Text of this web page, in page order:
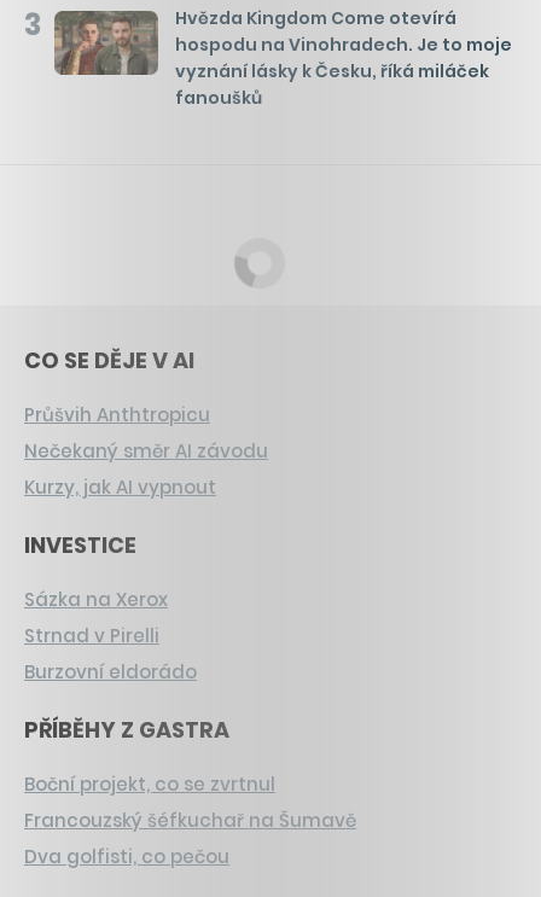
3
Hvězda Kingdom Come otevírá
hospodu na Vinohradech. Je to moje
vyznání lásky k Česku, říká miláček
fanoušků
CO SE DĚJE V AI
Průšvih Anthtropicu
Nečekaný směr AI závodu
Kurzy, jak AI vypnout
INVESTICE
Sázka na Xerox
Strnad v Pirelli
Burzovní eldorádo
PŘÍBĚHY Z GASTRA
Boční projekt, co se zvrtnul
Francouzský šéfkuchař na Šumavě
Dva golfisti, co pečou